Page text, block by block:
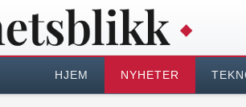
HJEM NYHETER